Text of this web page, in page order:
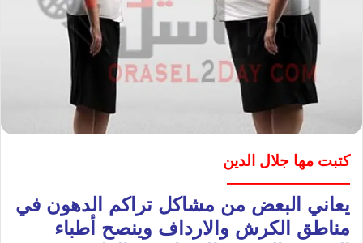
كتبت مها جلال الدين
————————
يعاني البعض من مشاكل تراكم الدهون في
مناطق الكرش والارداف وينصح أطباء